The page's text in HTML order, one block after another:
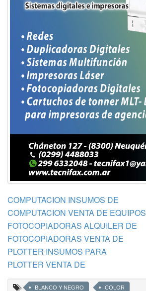
COMPUTACION INSUMOS DE
COMPUTACION VENTA DE EQUIPOS
FOTOCOPIADORAS ALQUILER DE
FOTOCOPIADORAS VENTA DE
PLOTTER INSUMOS PARA
PLOTTER VENTA DE
BLANCO Y NEGRO COLOR